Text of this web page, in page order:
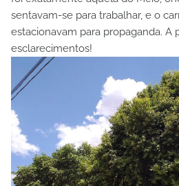
sentavam-se para trabalhar, e o
estacionavam para propaganda. A
esclarecimentos!